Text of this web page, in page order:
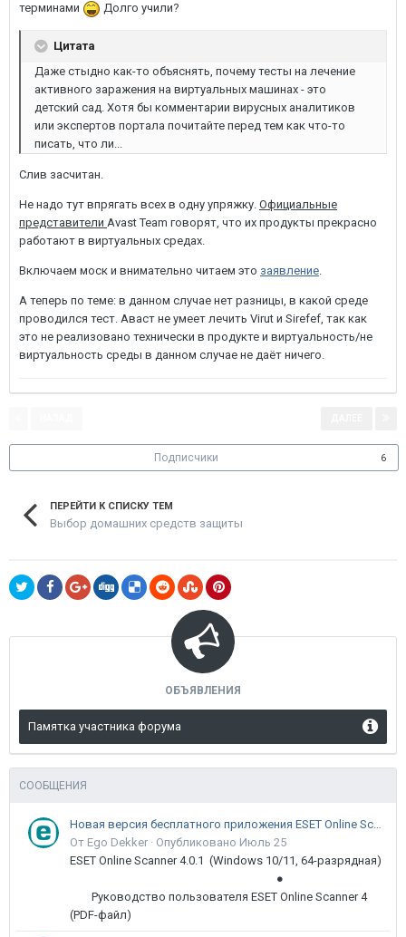
терминами
Долго учили?
Цитата
Даже стыдно как-то объяснять, почему тесты на лечение
активного заражения на виртуальных машинах - это
детский сад. Хотя бы комментарии вирусных аналитиков
или экспертов портала почитайте перед тем как что-то
писать, что ли...
Слив засчитан.
Не надо тут впрягать всех в одну упряжку. Официальные
представители Avast Team говорят, что их продукты прекрасно
работают в виртуальных средах.
Включаем моск и внимательно читаем это заявление
А теперь по теме: в данном случае нет разницы, в какой среде
проводился тест. Аваст не умеет лечить Virut и Sirefef, так как
это не реализовано технически в продукте и виртуальность/не
виртуальность среды в данном случае не даёт ничего.
Подписчики 6
ПЕРЕЙТИ К СПИСКУ ТЕМ
Выбор домашних средств защиты
ОБЪЯВЛЕНИЯ
Памятка участника форума
СООБЩЕНИЯ
Новая версия бесплатного приложения ESET Online Scanner доступна пользователям
От Ego Dekker · Опубликовано Июль 25
ESET Online Scanner 4.0.1 (Windows 10/11, 64-разрядная)
●
Руководство пользователя ESET Online Scanner 4
(PDF-файл)